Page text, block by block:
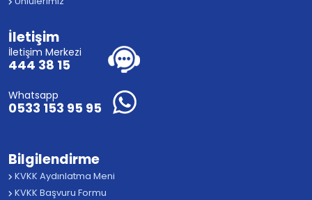
İletişim
İletişim Merkezi
444 38 15
Whatsapp
0533 153 95 95
Bilgilendirme
KVKK Aydınlatma Meni
KVKK Başvuru Formu